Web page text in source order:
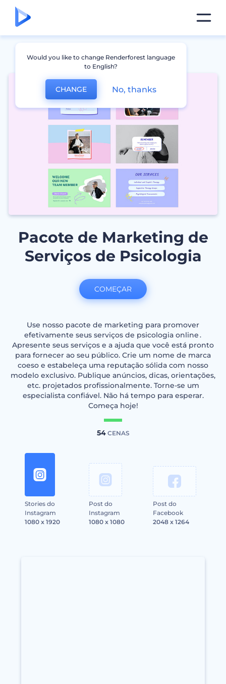
Pacote de Marketing de
Serviços de Psicologia
Use nosso pacote de marketing para promover
efetivamente seus serviços de psicologia online․
Apresente seus serviços e a ajuda que você está pronto
para fornecer ao seu público. Crie um nome de marca
coeso e estabeleça uma reputação sólida com nosso
modelo exclusivo. Publique anúncios, dicas, orientações,
etc. projetados profissionalmente. Torne-se um
especialista confiável. Não há tempo para esperar.
Começa hoje!
54CENAS
Stories do
Instagram
1080 x 1920
Post do
Instagram
1080 x 1080
Post do
Facebook
2048 x 1264
COMEÇAR
Would you like to change Renderforest language
to English?
CHANGE No, thanks